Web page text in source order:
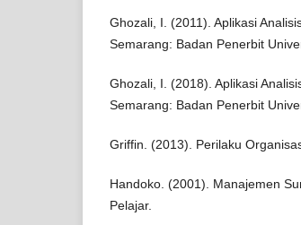
Ghozali, I. (2011). Aplikasi
Semarang: Badan Penerbit
Ghozali, I. (2018). Aplikasi
Semarang: Badan Penerbit
Griffin. (2013). Perilaku
Handoko. (2001). Manajemen
Pelajar.